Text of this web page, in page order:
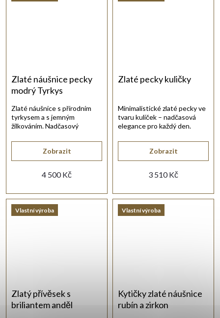
Zlaté náušnice pecky
modrý Tyrkys
4 500 Kč
Zobrazit
Zlaté náušnice s přírodním
tyrkysem a s jemným
žilkováním. Nadčasový
eleganci.
Zlaté pecky kuličky
3 510 Kč
Zobrazit
Minimalistické zlaté pecky ve
tvaru kuliček – nadčasová
elegance pro každý den.
Vlastní výroba
Zlatý přívěsek s
briliantem anděl
Vlastní výroba
Kytičky zlaté náušnice
rubín a zirkon